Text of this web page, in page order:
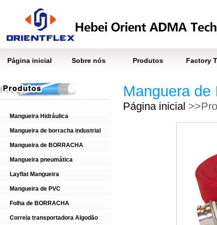
Página inicial Sobre nós Produtos Factory
Mangueira Hidráulica
Mangueira de borracha industrial
Mangueira de BORRACHA
Mangueira pneumática
Layflat Mangueira
Mangueira de PVC
Folha de BORRACHA
Correia transportadora Algodão
Manguera
Página inicial